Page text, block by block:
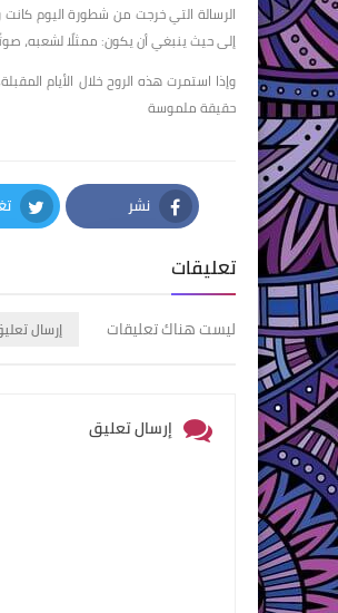
الرسالة التي خرجت من شطورة اليوم
إلى حيث ينبغي أن يكون: ممثلًا لشعبه، صوتًا
وإذا استمرت هذه الروح خلال الأيام
حقيقة ملموسة
نشر
Facebook
تعليقات
ليست هناك تعليقات إرسال
إرسال تعليق